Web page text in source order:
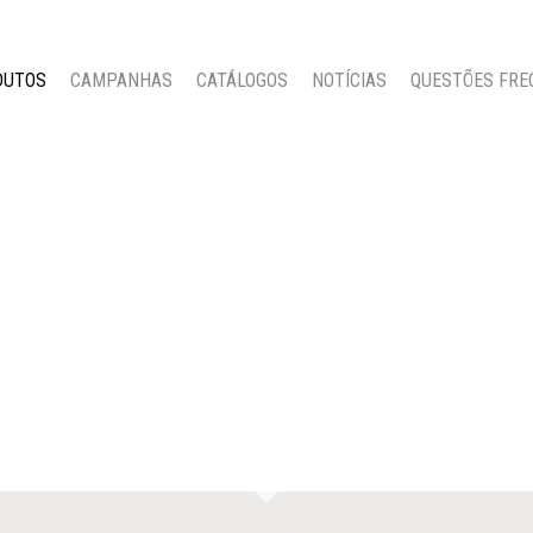
CAMPANHAS CATÁLOGOS NOTÍCIAS QUESTÕES